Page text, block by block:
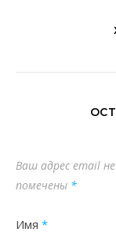
Ваш адрес email
помечены *
Имя *